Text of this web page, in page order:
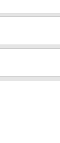
Wij geven